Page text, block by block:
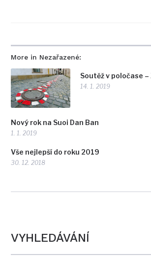
More in Nezařazené:
Soutěž v poločase
14. 1. 2019
Nový rok na Suoi Dan Ban
1. 1. 2019
Vše nejlepší do roku 2019
30. 12. 2018
VYHLEDÁVÁNÍ